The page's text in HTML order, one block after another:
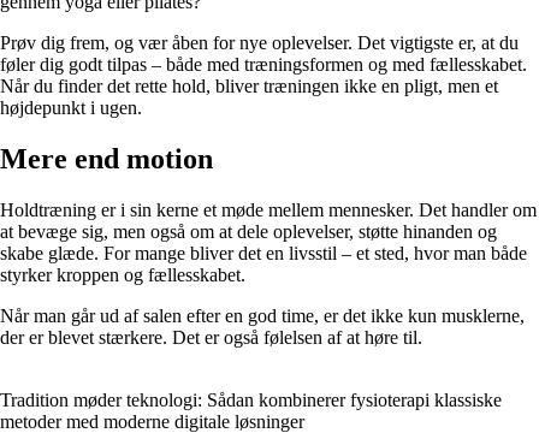
Prøv dig frem, og vær åben for nye oplevelser. Det vigtigste er, at du
føler dig godt tilpas – både med træningsformen og med fællesskabet.
Når du finder det rette hold, bliver træningen ikke en pligt, men et
højdepunkt i ugen.
Mere end motion
Holdtræning er i sin kerne et møde mellem mennesker. Det handler om
at bevæge sig, men også om at dele oplevelser, støtte hinanden og
skabe glæde. For mange bliver det en livsstil – et sted, hvor man både
styrker kroppen og fællesskabet.
Når man går ud af salen efter en god time, er det ikke kun musklerne,
der er blevet stærkere. Det er også følelsen af at høre til.
Tradition møder teknologi: Sådan kombinerer fysioterapi klassiske
metoder med moderne digitale løsninger